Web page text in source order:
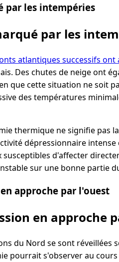
par les intempéries
par les
atlantiques successifs
Des chutes de neige ont
que cette situation ne soit
des températures
thermique ne signifie pas
dépressionnaire
d'affecter
sur une bonne partie
approche par l'ouest
en approche
du Nord se sont réveillées
pourrait s'observer au